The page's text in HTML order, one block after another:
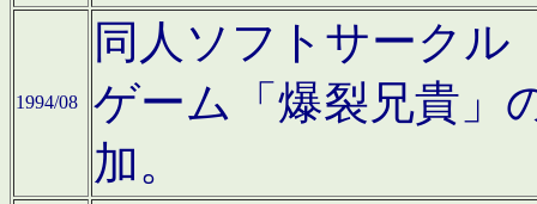
1994/08
同人ソフトサークル
ゲーム「爆裂兄貴」
加。